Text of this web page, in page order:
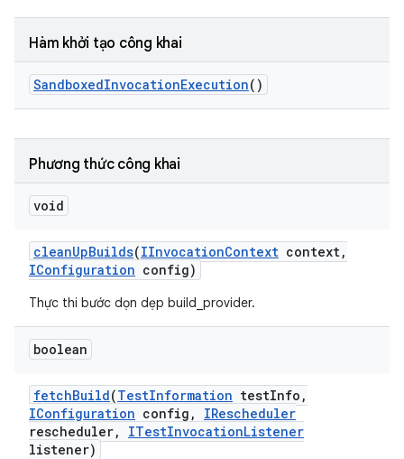
Hàm khởi tạo công khai
SandboxedInvocationExecution()
Phương thức công khai
void
cleanUpBuilds(IInvocationContext context,
IConfiguration config)
Thực thi bước dọn dẹp build_provider.
boolean
fetchBuild(TestInformation testInfo ,
IConfiguration config ,
IRescheduler
rescheduler, ITestInvocationListener
listener)